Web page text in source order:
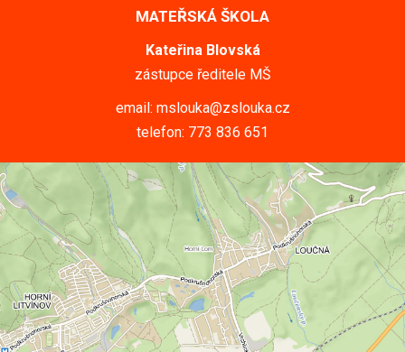
MATEŘSKÁ ŠKOLA
Kateřina Blovská
zástupce ředitele MŠ
email: mslouka@zslouka.cz
telefon: 773 836 651